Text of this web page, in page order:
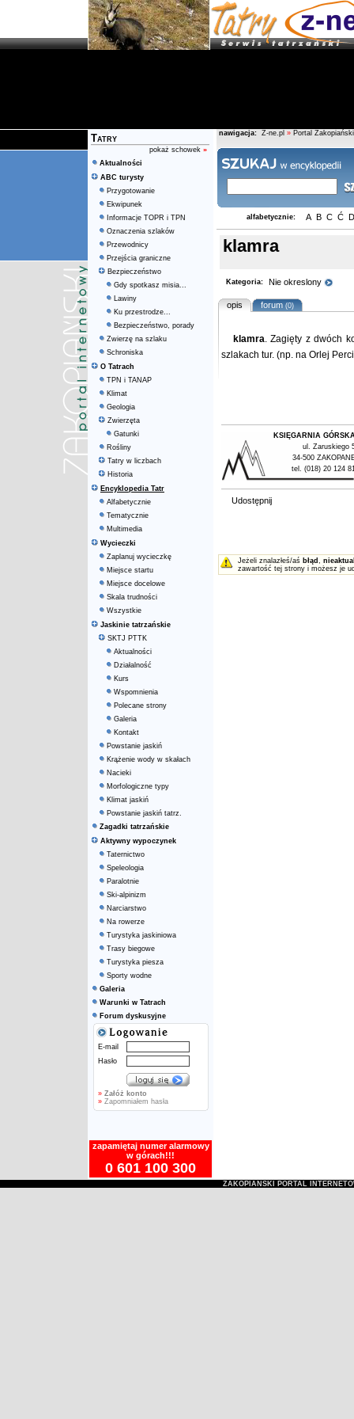
Tatry
pokaż schowek »
Aktualności
ABC turysty
Przygotowanie
Ekwipunek
Informacje TOPR i TPN
Oznaczenia szlaków
Przewodnicy
Przejścia graniczne
Bezpieczeństwo
Gdy spotkasz misia...
Lawiny
Ku przestrodze...
Bezpieczeństwo, porady
Zwierzę na szlaku
Schroniska
O Tatrach
TPN i TANAP
Klimat
Geologia
Zwierzęta
Gatunki
Rośliny
Tatry w liczbach
Historia
Encyklopedia Tatr
Alfabetycznie
Tematycznie
Multimedia
Wycieczki
Zaplanuj wycieczkę
Miejsce startu
Miejsce docelowe
Skala trudności
Wszystkie
Jaskinie tatrzańskie
SKTJ PTTK
Aktualności
Działalność
Kurs
Wspomnienia
Polecane strony
Galeria
Kontakt
Powstanie jaskiń
Krążenie wody w skałach
Nacieki
Morfologiczne typy
Klimat jaskiń
Powstanie jaskiń tatrz.
Zagadki tatrzańskie
Aktywny wypoczynek
Taternictwo
Speleologia
Paralotnie
Ski-alpinizm
Narciarstwo
Na rowerze
Turystyka jaskiniowa
Trasy biegowe
Turystyka piesza
Sporty wodne
Galeria
Warunki w Tatrach
Forum dyskusyjne
E-mail
Hasło
» Załóż konto
»Zapomniałem hasła
zapamiętaj numer alarmowy
w górach!!!
0 601 100 300
nawigacja: Z-ne.pl » Portal Zakopiański
alfabetycznie: A B C Ć D
klamra
Kategoria: Nie okreslony
opis forum(0)
klamra. Zagięty z dwóch
szlakach tur. (np. na Orlej
KSIĘGARNIA
ul. Zaruskiego
34-500
tel. (018) 20 124
Udostępnij
Jeżeli znalazłeś/aś błąd ,
zawartość tej strony i możesz je
ZAKOPIAŃSKI PORTAL